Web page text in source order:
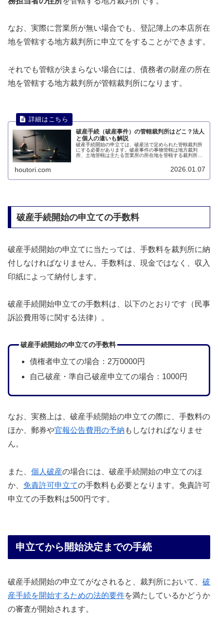
なお、実際に営業所が無い場合でも、登記簿上の本店所在
地を管轄する地方裁判所に申立てをすることができます。
それでも管轄が決まらない場合には、債務者の財産の所在
地を管轄する地方裁判所が管轄裁判所になります。
破産手続（破産事件）の管轄裁判所はどこ？法人
と個人の違いも解説
破産手続開始の申立ては、破産法で定められた管轄裁判所
にする必要があります。破産事件の事物管轄は地方裁判
所、土地管轄は主たる営業所の所在地を管轄する裁判所が
houtori.com 2026.01.07
破産手続開始の申立ての手数料
破産手続開始の申立てに当たっては、手数料を裁判所に納
付しなければなりません。手数料は、現金ではなく、収入
印紙によって納付します。
破産手続開始申立ての手数料は、以下のとおりです（民事
訴訟費用等に関する法律）。
破産手続開始の申立ての手数料
債権者申立ての場合：2万0000円
自己破産・準自己破産申立ての場合：1000円
なお、実務上は、破産手続開始の申立ての際に、手数料の
ほか、郵券や官報公告費用の予納 もしなければなりませ
ん。
また、 個人破産の場合には、破産手続開始の申立てのほ
か、 免責許可申立ての手数料も必要となります。免責許可
申立ての手数料は500円です。
申立てから開始決定までの手続
破産手続開始の申立てがなされると、裁判所において、 破
産手続を開始するための法的要件を満たしているかどうか
の審査が開始されます。